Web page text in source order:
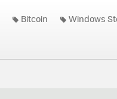
Bitcoin Windows